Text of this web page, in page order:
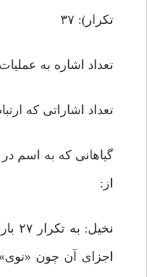
تکرار): ۳۷
تعداد اشاره به
تعداد اشاراتی که
گیاهانی که به اسم در
از:
اجزای آن چون